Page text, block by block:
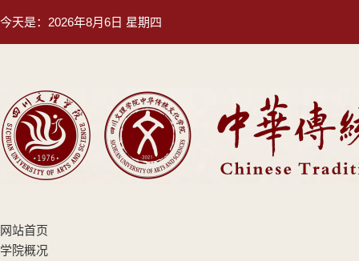
今天是： 2026年8月6日 星期四
网站首页
学院概况